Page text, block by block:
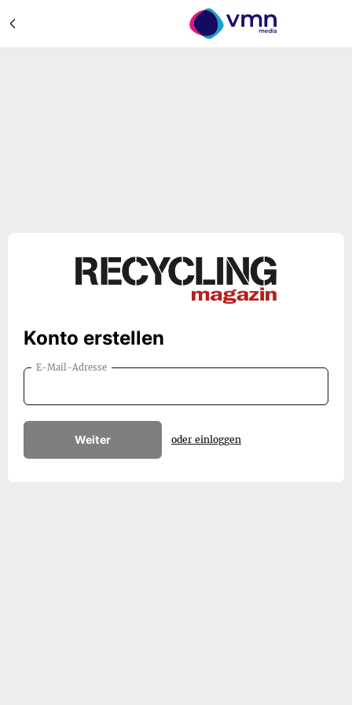
Konto erstellen
E-Mail-Adresse
Weiter oder einloggen